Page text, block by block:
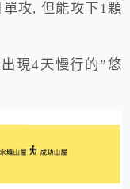
攻, 但能攻下1顆
現4天慢行的”悠